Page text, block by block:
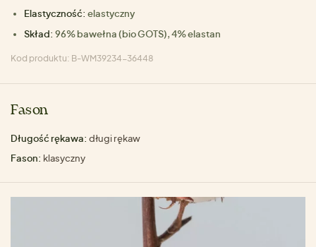
Elastyczność: elastyczny
Skład: 96% bawełna (bio GOTS), 4% elastan
Kod produktu: B-WM39234-36448
Fason
Długość rękawa: długi rękaw
Fason: klasyczny